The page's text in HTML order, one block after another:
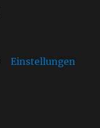
Einstellungen